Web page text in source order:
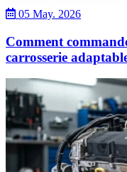
05 May. 2026
Comment
carrosserie